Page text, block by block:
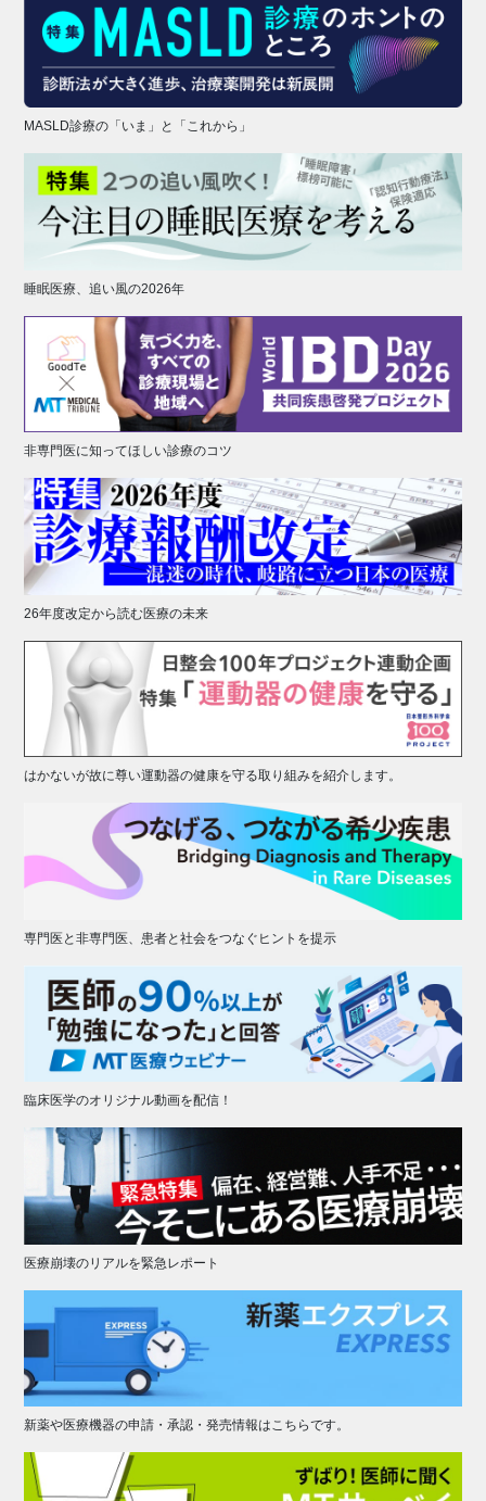
MASLD診療の「いま」と「これから」
睡眠医療、追い風の2026年
非専門医に知ってほしい診療のコツ
26年度改定から読む医療の未来
はかないが故に尊い運動器の健康を守る取り組みを紹介します。
専門医と非専門医、患者と社会をつなぐヒントを提示
臨床医学のオリジナル動画を配信！
医療崩壊のリアルを緊急レポート
新薬や医療機器の申請・承認・発売情報はこちらです。